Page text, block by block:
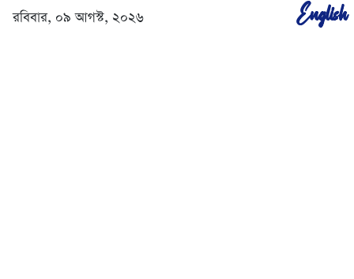
রবিবার, ০৯ আগস্ট, ২০২৬ English